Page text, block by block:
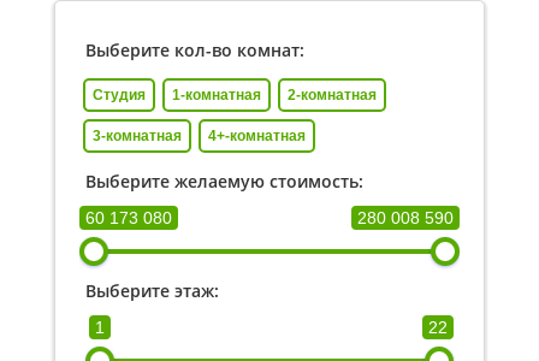
Выберите кол-во комнат:
Студия 1-комнатная 2-комнатная
3-комнатная 4+-комнатная
Выберите желаемую стоимость:
60 173 080 280 008 590
Выберите этаж:
1 22